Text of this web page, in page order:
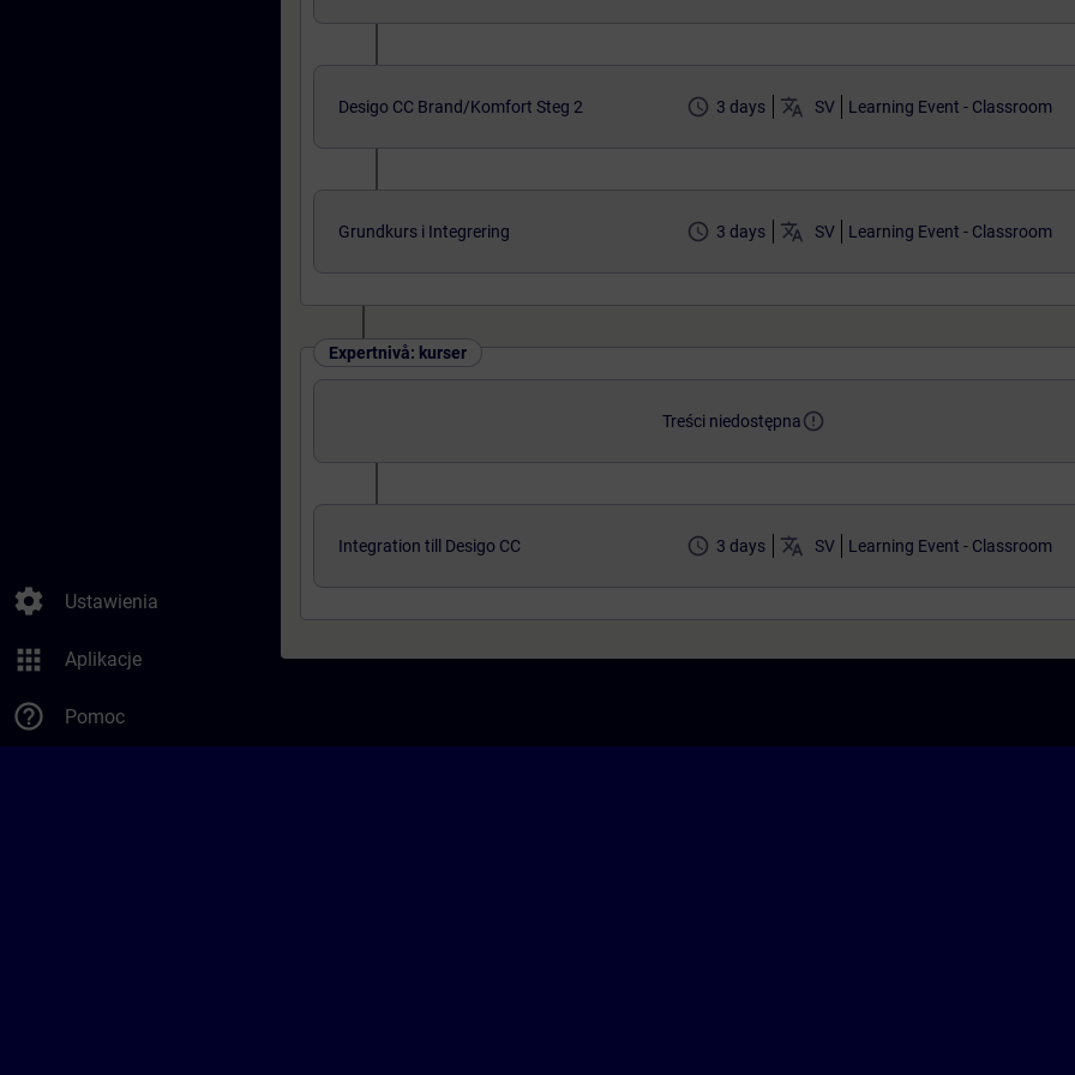
settings Ustawienia
apps Aplikacje
help_outline Pomoc
Desigo CC Brand/Komfort Steg 2 access_time 3 days translate SV Learning Event - Classroom
Grundkurs i Integrering access_time 3 days translate SV Learning Event - Classroom
Expertnivå: kurser
Treści niedostępnaerror_outline
Integration till Desigo CC access_time 3 days translate SV Learning Event - Classroom